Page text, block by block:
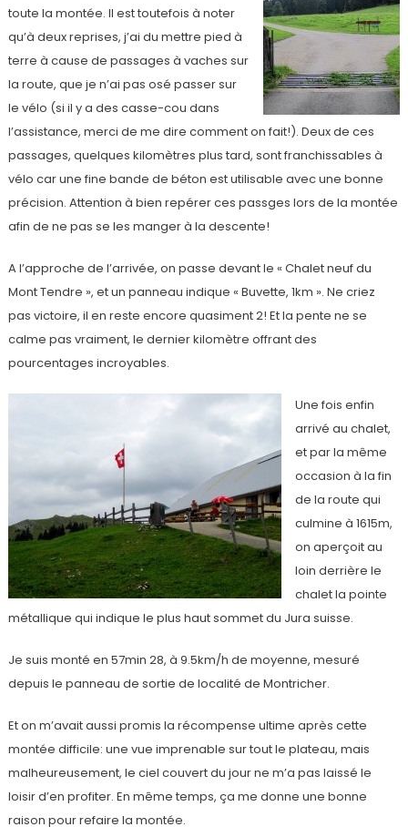
toute la montée. Il est toutefois à noter
qu’à deux reprises, j’ai du mettre pied à
terre à cause de passages à vaches sur
la route, que je n’ai pas osé passer sur
le vélo (si il y a des casse-cou dans
l’assistance, merci de me dire comment on fait!). Deux de ces
passages, quelques kilomètres plus tard, sont franchissables à
vélo car une fine bande de béton est utilisable avec une bonne
précision. Attention à bien repérer ces passges lors de la montée
afin de ne pas se les manger à la descente!
A l’approche de l’arrivée, on passe devant le « Chalet neuf du
Mont Tendre », et un panneau indique « Buvette, 1km ». Ne criez
pas victoire, il en reste encore quasiment 2! Et la pente ne se
calme pas vraiment, le dernier kilomètre offrant des
pourcentages incroyables.
Une fois enfin
arrivé au chalet,
et par la même
occasion à la fin
de la route qui
culmine à 1615m,
on aperçoit au
loin derrière le
chalet la pointe
métallique qui indique le plus haut sommet du Jura suisse.
Je suis monté en 57min 28, à 9.5km/h de moyenne, mesuré
depuis le panneau de sortie de localité de Montricher.
Et on m’avait aussi promis la récompense ultime après cette
montée difficile: une vue imprenable sur tout le plateau, mais
malheureusement, le ciel couvert du jour ne m’a pas laissé le
loisir d’en profiter. En même temps, ça me donne une bonne
raison pour refaire la montée.